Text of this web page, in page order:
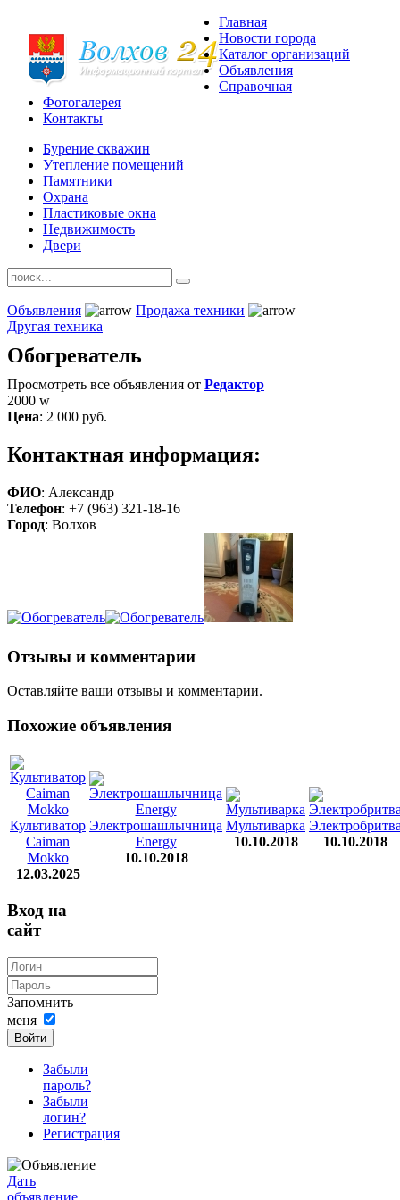
Главная
Новости города
Каталог организаций
Объявления
Справочная
Фотогалерея
Контакты
Бурение скважин
Утепление помещений
Памятники
Охрана
Пластиковые окна
Недвижимость
Двери
Объявления
Продажа техники
Другая техника
Обогреватель
Просмотреть все объявления от Редактор
2000 w
Цена: 2 000 руб.
Контактная информация:
ФИО: Александр
Телефон: +7 (963) 321-18-16
Город: Волхов
Отзывы и комментарии
Оставляйте ваши отзывы и комментарии.
Похожие объявления
Культиватор
Caiman
Mokko
12.03.2025
Электрошашлычница
Energy
10.10.2018
Мультиварка
10.10.2018
10.10.2018
Вход на
сайт
Запомнить
меня
Войти
Забыли
пароль?
Забыли
логин?
Регистрация
Дать